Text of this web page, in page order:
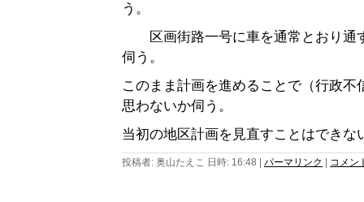
う。
区画街路一号に車を通常とおり通
伺う。
このまま計画を進めることで（行政不
思わないか伺う。
当初の地区計画を見直すことはできな
投稿者: 奥山たえこ 日時: 16:48 パーマリンク コメン